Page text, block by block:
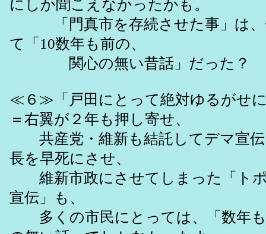
にしか聞こえなかったかも。
「門真市を存続させた事」は、
て「10数年も前の、
関心の無い昔話」だっ
≪６≫「戸田にとって絶対ゆるがせ
＝右翼が２年も押し寄せ、
共産党・維新も結託してデマ宣伝
長を早死にさせ、
維新市政にさせてしまった「トポ
宣伝」も、
多くの市民にとっては、「数年も